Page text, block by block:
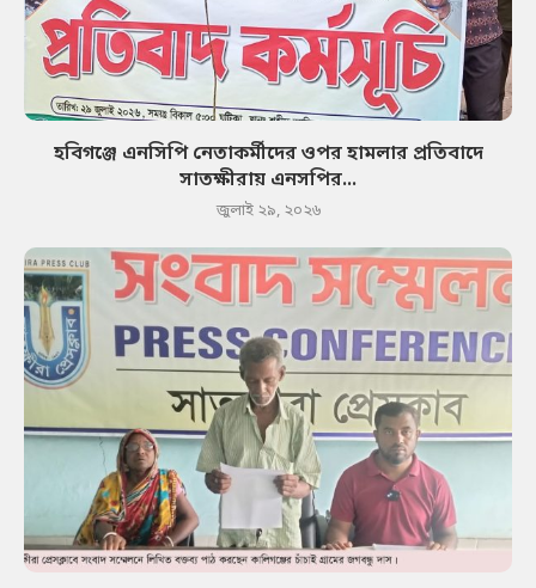
হবিগঞ্জে এনসিপি নেতাকর্মীদের ওপর হামলার প্রতিবাদে
সাতক্ষীরায় এনসপির...
জুলাই ২৯, ২০২৬